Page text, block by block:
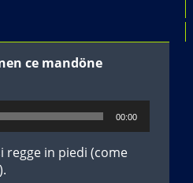
ce mandöne
00:00
regge in piedi (come